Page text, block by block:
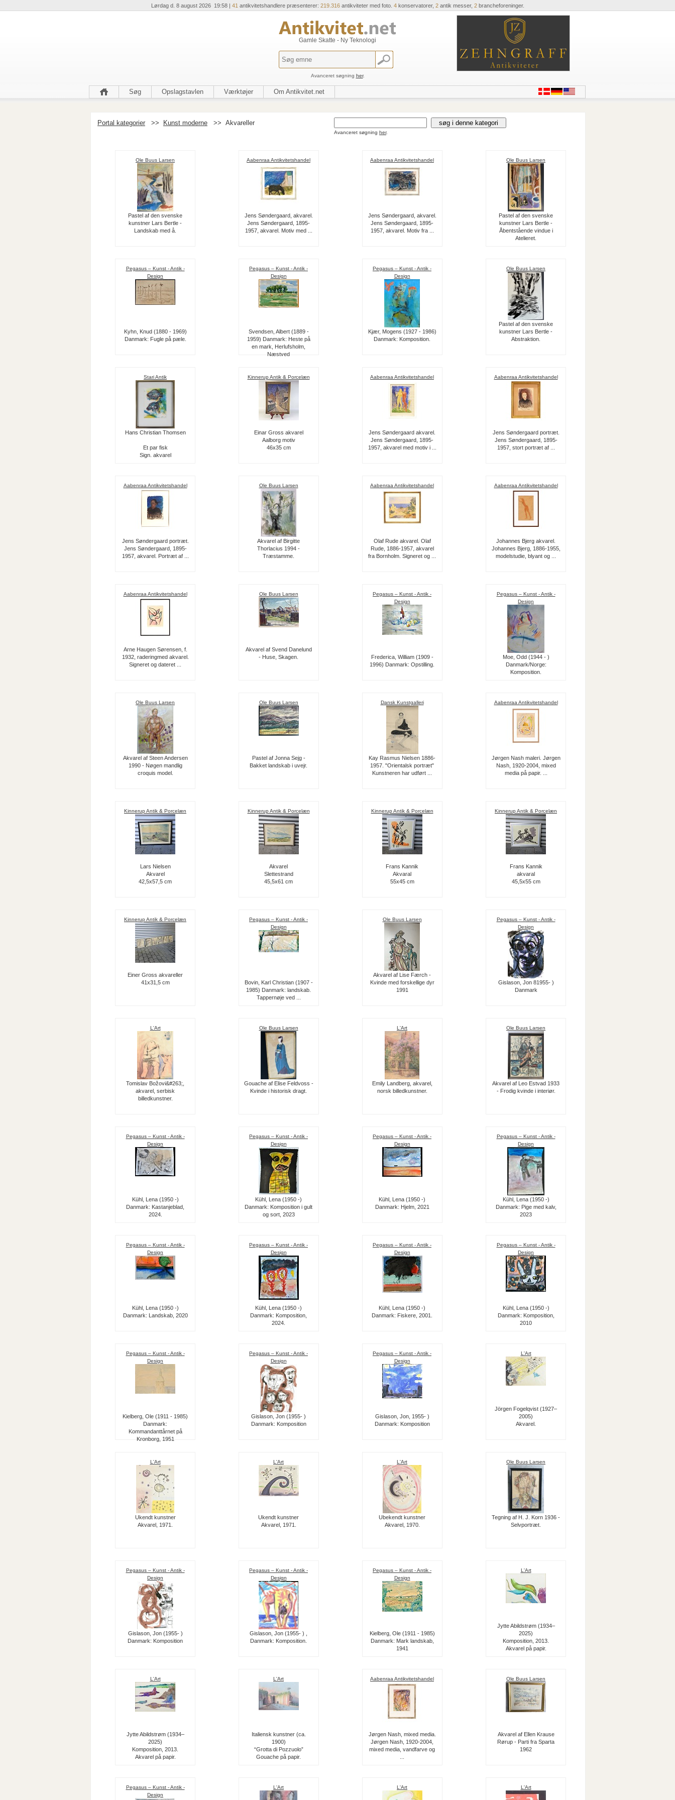
Lørdag d. 8 august 2026 19:58 | 41 antikvitetshandlere præsenterer: 219.316antikviteter med foto. 4konservatorer, 2antik messer, 2brancheforeninger.
Gamle Skatte - Ny Teknologi
Avanceret søgning her.
Søg Opslagstavlen Værktøjer Om Antikvitet.net
Portal kategorier >> Kunst moderne >> Akvareller
Avanceret søgning her.
Ole Buus Larsen
Pastel af den svenske
kunstner Lars Bertle -
Landskab med å.
Aabenraa Antikvitetshandel
Jens Søndergaard, akvarel.
Jens Søndergaard, 1895-
1957, akvarel. Motiv med ...
Aabenraa Antikvitetshandel
Jens Søndergaard, akvarel.
Jens Søndergaard, 1895-
1957, akvarel. Motiv fra ...
Ole Buus Larsen
Pastel af den svenske
kunstner Lars Bertle -
Åbentstående vindue i
Atelieret.
Pegasus – Kunst - Antik -
Design
Kyhn, Knud (1880 - 1969)
Danmark: Fugle på pæle.
Pegasus – Kunst - Antik -
Design
Svendsen, Albert (1889 -
1959) Danmark: Heste på
en mark, Herlufsholm,
Næstved
Pegasus – Kunst - Antik -
Design
Kjær, Mogens (1927 - 1986)
Danmark: Komposition.
Ole Buus Larsen
Pastel af den svenske
kunstner Lars Bertle -
Abstraktion.
Stari Antik
Hans Christian Thomsen
Et par fisk
Sign. akvarel
Kinnerup Antik & Porcelæn
Einar Gross akvarel
Aalborg motiv
46x35 cm
Aabenraa Antikvitetshandel
Jens Søndergaard akvarel.
Jens Søndergaard, 1895-
1957, akvarel med motiv i ...
Aabenraa Antikvitetshandel
Jens Søndergaard portræt.
Jens Søndergaard, 1895-
1957, stort portræt af ...
Aabenraa Antikvitetshandel
Jens Søndergaard portræt.
Jens Søndergaard, 1895-
1957, akvarel. Portræt af ...
Ole Buus Larsen
Akvarel af Birgitte
Thorlacius 1994 -
Træstamme.
Aabenraa Antikvitetshandel
Olaf Rude akvarel. Olaf
Rude, 1886-1957, akvarel
fra Bornholm. Signeret og ...
Aabenraa Antikvitetshandel
Johannes Bjerg akvarel.
Johannes Bjerg, 1886-1955,
modelstudie, blyant og ...
Aabenraa Antikvitetshandel
Arne Haugen Sørensen, f.
1932, raderingmed akvarel.
Signeret og dateret ...
Ole Buus Larsen
Akvarel af Svend Danelund
- Huse, Skagen.
Pegasus – Kunst - Antik -
Design
Frederica, William (1909 -
1996) Danmark: Opstilling.
Pegasus – Kunst - Antik -
Design
Moe, Odd (1944 - )
Danmark/Norge:
Komposition.
Ole Buus Larsen
Akvarel af Steen Andersen
1990 - Nøgen mandlig
croquis model.
Ole Buus Larsen
Pastel af Jonna Sejg -
Bakket landskab i uvejr.
Dansk Kunstgalleri
Kay Rasmus Nielsen 1886-
1957. "Orientalsk portræt"
Kunstneren har udført ...
Aabenraa Antikvitetshandel
Jørgen Nash maleri. Jørgen
Nash, 1920-2004, mixed
media på papir. ...
Kinnerup Antik & Porcelæn
Lars Nielsen
Akvarel
42,5x57,5 cm
Kinnerup Antik & Porcelæn
Akvarel
Slettestrand
45,5x61 cm
Kinnerup Antik & Porcelæn
Frans Kannik
Akvaral
55x45 cm
Kinnerup Antik & Porcelæn
Frans Kannik
akvaral
45,5x55 cm
Kinnerup Antik & Porcelæn
Einer Gross akvareller
41x31,5 cm
Pegasus – Kunst - Antik -
Design
Bovin, Karl Christian (1907 -
1985) Danmark: landskab.
Tappernøje ved ...
Ole Buus Larsen
Akvarel af Lise Færch -
Kvinde med forskellige dyr
1991
Pegasus – Kunst - Antik -
Design
Gislason, Jon 81955- )
Danmark
L'Art
Tomislav Božovi&#263;,
akvarel, serbisk
billedkunstner.
Ole Buus Larsen
Gouache af Elise Feldvoss -
Kvinde i historisk dragt.
L'Art
Emily Landberg, akvarel,
norsk billedkunstner.
Ole Buus Larsen
Akvarel af Leo Estvad 1933
- Frodig kvinde i interiør.
Pegasus – Kunst - Antik -
Design
Kühl, Lena (1950 -)
Danmark: Kastanjeblad,
2024.
Pegasus – Kunst - Antik -
Design
Kühl, Lena (1950 -)
Danmark: Komposition i gult
og sort, 2023
Pegasus – Kunst - Antik -
Design
Kühl, Lena (1950 -)
Danmark: Hjelm, 2021
Pegasus – Kunst - Antik -
Design
Kühl, Lena (1950 -)
Danmark: Pige med kalv,
2023
Pegasus – Kunst - Antik -
Design
Kühl, Lena (1950 -)
Danmark: Landskab, 2020
Pegasus – Kunst - Antik -
Design
Kühl, Lena (1950 -)
Danmark: Komposition,
2024.
Pegasus – Kunst - Antik -
Design
Kühl, Lena (1950 -)
Danmark: Fiskere, 2001.
Pegasus – Kunst - Antik -
Design
Kühl, Lena (1950 -)
Danmark: Komposition,
2010
Pegasus – Kunst - Antik -
Design
Kielberg, Ole (1911 - 1985)
Danmark:
Kommandanttårnet på
Kronborg, 1951
Pegasus – Kunst - Antik -
Design
Gislason, Jon (1955- )
Danmark: Komposition
Pegasus – Kunst - Antik -
Design
Gislason, Jon, 1955- )
Danmark: Komposition
L'Art
Jörgen Fogelqvist (1927–
2005)
Akvarel.
L'Art
Ukendt kunstner
Akvarel, 1971.
L'Art
Ukendt kunstner
Akvarel, 1971.
L'Art
Ubekendt kunstner
Akvarel, 1970.
Ole Buus Larsen
Tegning af H. J. Korn 1936 -
Selvportræt.
Pegasus – Kunst - Antik -
Design
Gislason, Jon (1955- )
Danmark: Komposition
Pegasus – Kunst - Antik -
Design
Gislason, Jon (1955- ) ,
Danmark: Komposition.
Pegasus – Kunst - Antik -
Design
Kielberg, Ole (1911 - 1985)
Danmark: Mark landskab,
1941
L'Art
Jytte Abildstrøm (1934–
2025)
Komposition, 2013.
Akvarel på papir.
L'Art
Jytte Abildstrøm (1934–
2025)
Komposition, 2013.
Akvarel på papir.
L'Art
Italiensk kunstner (ca.
1900)
“Grotta di Pozzuolo”
Gouache på papir.
Aabenraa Antikvitetshandel
Jørgen Nash, mixed media.
Jørgen Nash, 1920-2004,
mixed media, vandfarve og
Ole Buus Larsen
Akvarel af Ellen Krause
Rørup - Parti fra Sparta
1962
Pegasus – Kunst - Antik -
Design
L'Art L'Art L'Art